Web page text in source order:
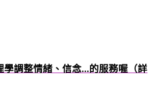
調整情緒、信念...的服務喔（詳